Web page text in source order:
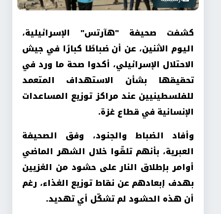
كشفت صحيفة "هآرتس" الإسرائيلية،
اليوم الاثنين، عن أن ضباطًا كبارًا في جيش
الاحتلال الإسرائيلي، أكدوا صحة ما ورد في
تحقيقها بشأن الاستهداف المتعمد
للفلسطينيين عند مراكز توزيع المساعدات
الإنسانية في قطاع غزة.
وأفاد الضباط والجنود، وفق الصحيفة
العبرية، بأنهم تلقّوا خلال الشهر الماضي
أوامر بإطلاق النار على حشود من الغزيين
بهدف إبعادهم عن نقاط توزيع الغذاء، رغم
أن هذه الحشود لم تشكّل أي تهديد.